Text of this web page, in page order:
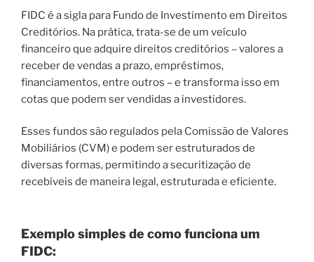
FIDC é a sigla para Fundo de Investimento em Direitos
Creditórios. Na prática, trata-se de um veículo
financeiro que adquire direitos creditórios – valores a
receber de vendas a prazo, empréstimos,
financiamentos, entre outros – e transforma isso em
cotas que podem ser vendidas a investidores.
Esses fundos são regulados pela Comissão de Valores
Mobiliários (CVM) e podem ser estruturados de
diversas formas, permitindo a securitização de
recebíveis de maneira legal, estruturada e eficiente.
Exemplo simples de como funciona um
FIDC: